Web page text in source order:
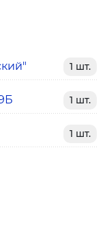
1 шт.
1 шт.
1 шт.